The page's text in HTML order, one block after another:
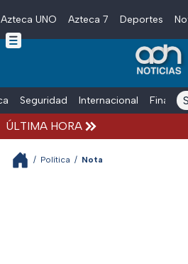
Skip to main content
Azteca UNO Azteca 7 Deportes
Seguridad Internacional
ÚLTIMA HORA
/ Política / Nota